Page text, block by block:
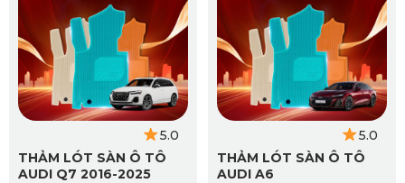
5.0
THẢM LÓT SÀN Ô TÔ
AUDI Q7 2016-2025
5.0
THẢM LÓT SÀN Ô TÔ
AUDI A6